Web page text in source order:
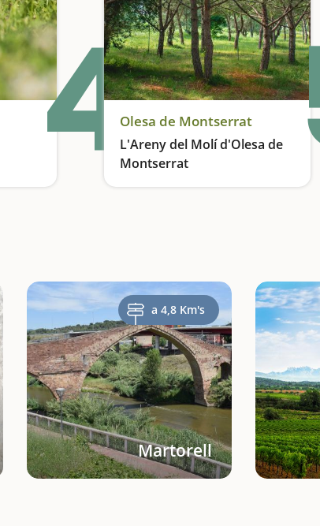
La importància de l'educació ambiental 4Olesa de Montserrat
L'Areny del Molí d'Olesa de
Montserrat
Pícnic en un espai natural
a 4,8 Km's
Martorell